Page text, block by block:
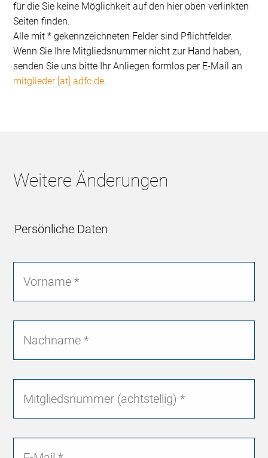
für die Sie keine Möglichkeit auf den hier oben verlinkten
Seiten finden.
Alle mit * gekennzeichneten Felder sind Pflichtfelder.
Wenn Sie Ihre Mitgliedsnummer nicht zur Hand haben,
senden Sie uns bitte Ihr Anliegen formlos per E-Mail an
mitglieder [at] adfc.de.
Weitere Änderungen
Persönliche Daten